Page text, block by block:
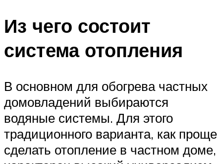
Из чего состоит
система отопления
В основном для обогрева частных
домовладений выбираются
водяные системы. Для этого
традиционного варианта, как проще
сделать отопление в частном доме,